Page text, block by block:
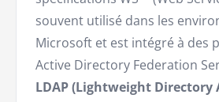
souvent utilisé dans les
Microsoft et est intégré à des
Active Directory Federation
LDAP (Lightweight Directory